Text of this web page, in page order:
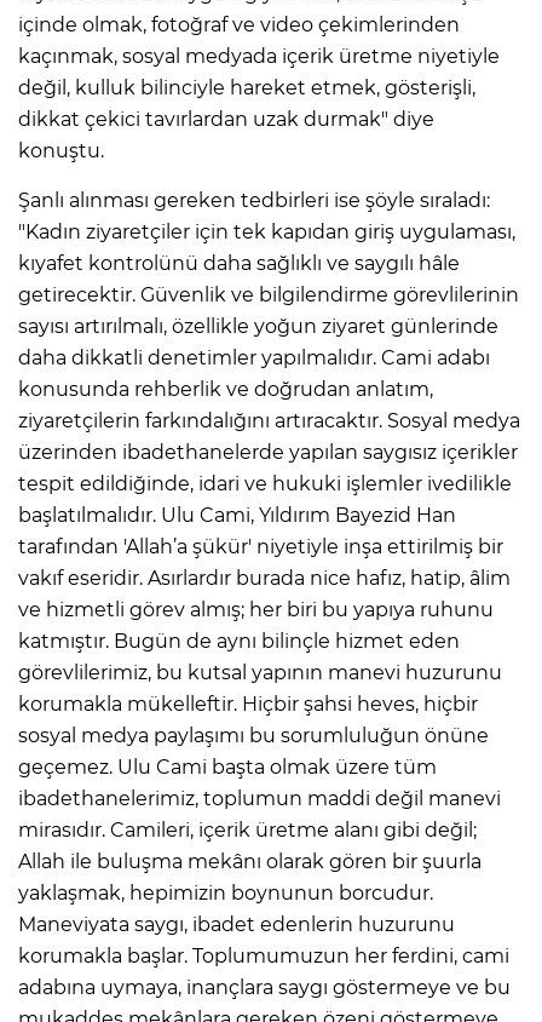
içinde olmak, fotoğraf ve video çekimlerinden
kaçınmak, sosyal medyada içerik üretme niyetiyle
değil, kulluk bilinciyle hareket etmek, gösterişli,
dikkat çekici tavırlardan uzak durmak" diye
konuştu.
Şanlı alınması gereken tedbirleri ise şöyle sıraladı:
"Kadın ziyaretçiler için tek kapıdan giriş uygulaması,
kıyafet kontrolünü daha sağlıklı ve saygılı hâle
getirecektir. Güvenlik ve bilgilendirme görevlilerinin
sayısı artırılmalı, özellikle yoğun ziyaret günlerinde
daha dikkatli denetimler yapılmalıdır. Cami adabı
konusunda rehberlik ve doğrudan anlatım,
ziyaretçilerin farkındalığını artıracaktır. Sosyal medya
üzerinden ibadethanelerde yapılan saygısız içerikler
tespit edildiğinde, idari ve hukuki işlemler ivedilikle
başlatılmalıdır. Ulu Cami, Yıldırım Bayezid Han
tarafından 'Allah’a şükür' niyetiyle inşa ettirilmiş bir
vakıf eseridir. Asırlardır burada nice hafız, hatip, âlim
ve hizmetli görev almış; her biri bu yapıya ruhunu
katmıştır. Bugün de aynı bilinçle hizmet eden
görevlilerimiz, bu kutsal yapının manevi huzurunu
korumakla mükelleftir. Hiçbir şahsi heves, hiçbir
sosyal medya paylaşımı bu sorumluluğun önüne
geçemez. Ulu Cami başta olmak üzere tüm
ibadethanelerimiz, toplumun maddi değil manevi
mirasıdır. Camileri, içerik üretme alanı gibi değil;
Allah ile buluşma mekânı olarak gören bir şuurla
yaklaşmak, hepimizin boynunun borcudur.
Maneviyata saygı, ibadet edenlerin huzurunu
korumakla başlar. Toplumumuzun her ferdini, cami
adabına uymaya, inançlara saygı göstermeye ve bu